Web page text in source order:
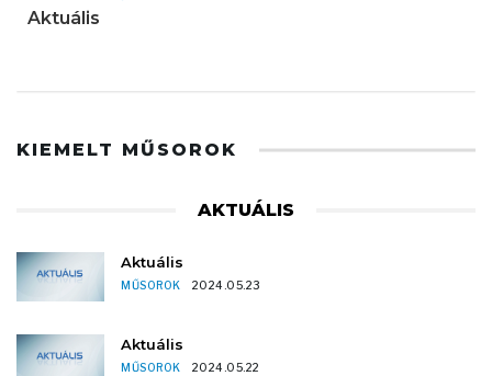
Aktuális
KIEMELT MŰSOROK
AKTUÁLIS
Aktuális
MŰSOROK 2024.05.23
Aktuális
MŰSOROK 2024.05.22